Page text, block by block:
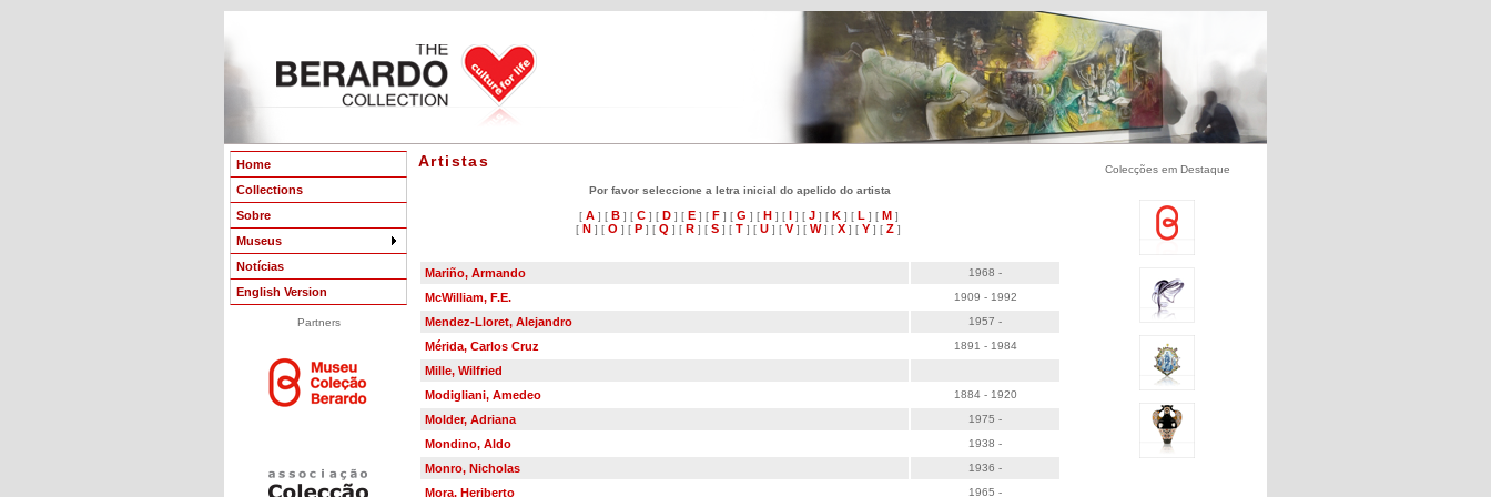
Home
Collections
Sobre
Museus
Notícias
English Version
Partners
Artistas
Por favor seleccione a letra inicial do apelido do artista
[ A] [ B] [ C] [ D] [ E] [ F] [ G ] [ H ] [ I ] [ J] [ K] [ L ] [ M ]
[ N ] [ O ] [ P ] [ Q ] [ R ] [ S ] [ T ] [ U ] [ V] [ W] [ X ] [ Y ] [ Z ]
Mariño, Armando 1968 -
McWilliam, F.E. 1909 - 1992
Mendez-Lloret, Alejandro 1957 -
Mérida, Carlos Cruz 1891 - 1984
Mille, Wilfried
Modigliani, Amedeo
1884 - 1920
Molder, Adriana 1975 -
Mondino, Aldo 1938 -
Monro, Nicholas 1936 -
Mora, Heriberto 1965 -
Colecções em Destaque